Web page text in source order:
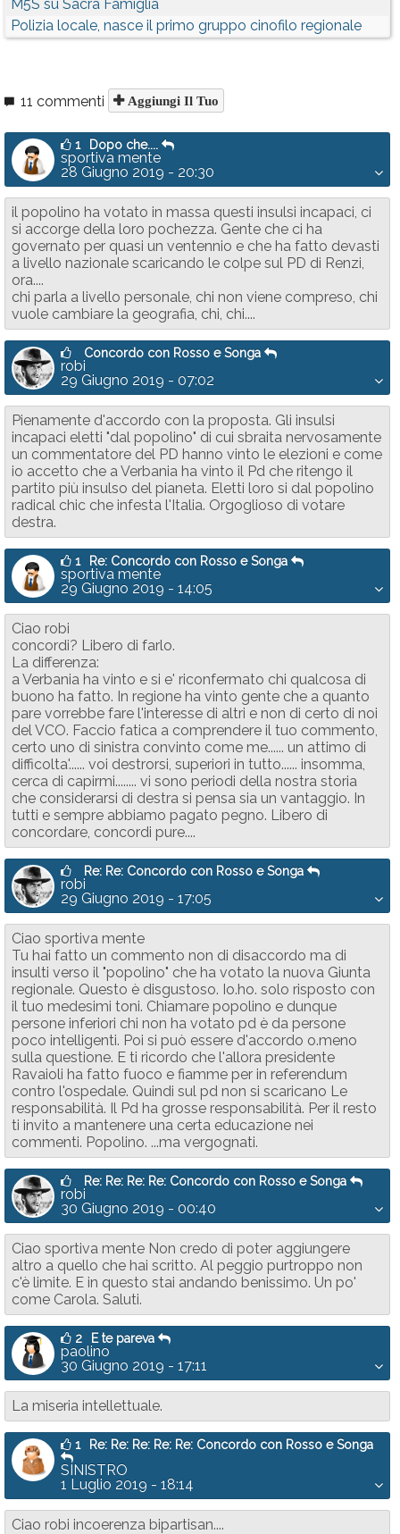
M5S su Sacra Famiglia
Polizia locale, nasce il primo gruppo cinofilo regionale
11 commenti Aggiungi Il Tuo
1 Dopo che....
sportiva mente
28 Giugno 2019 - 20:30
il popolino ha votato in massa questi insulsi incapaci, ci
si accorge della loro pochezza. Gente che ci ha
governato per quasi un ventennio e che ha fatto devasti
a livello nazionale scaricando le colpe sul PD di Renzi,
ora....
chi parla a livello personale, chi non viene compreso, chi
vuole cambiare la geografia, chi, chi....
Concordo con Rosso e Songa
robi
29 Giugno 2019 - 07:02
Pienamente d'accordo con la proposta. Gli insulsi
incapaci eletti "dal popolino" di cui sbraita nervosamente
un commentatore del PD hanno vinto le elezioni e come
io accetto che a Verbania ha vinto il Pd che ritengo il
partito più insulso del pianeta. Eletti loro si dal popolino
radical chic che infesta l'Italia. Orgoglioso di votare
destra.
1 Re: Concordo con Rosso e Songa
sportiva mente
29 Giugno 2019 - 14:05
Ciao robi
concordi? Libero di farlo.
La differenza:
a Verbania ha vinto e si e' riconfermato chi qualcosa di
buono ha fatto. In regione ha vinto gente che a quanto
pare vorrebbe fare l'interesse di altri e non di certo di noi
del VCO. Faccio fatica a comprendere il tuo commento,
certo uno di sinistra convinto come me...... un attimo di
difficolta'...... voi destrorsi, superiori in tutto...... insomma,
cerca di capirmi........ vi sono periodi della nostra storia
che considerarsi di destra si pensa sia un vantaggio. In
tutti e sempre abbiamo pagato pegno. Libero di
concordare, concordi pure....
Re: Re: Concordo con Rosso e Songa
robi
29 Giugno 2019 - 17:05
Ciao sportiva mente
Tu hai fatto un commento non di disaccordo ma di
insulti verso il "popolino" che ha votato la nuova Giunta
regionale. Questo è disgustoso. Io.ho. solo risposto con
il tuo medesimi toni. Chiamare popolino e dunque
persone inferiori chi non ha votato pd è da persone
poco intelligenti. Poi si può essere d'accordo o.meno
sulla questione. E ti ricordo che l'allora presidente
Ravaioli ha fatto fuoco e fiamme per in referendum
contro l'ospedale. Quindi sul pd non si scaricano Le
responsabilità. Il Pd ha grosse responsabilità. Per il resto
ti invito a mantenere una certa educazione nei
commenti. Popolino. ...ma vergognati.
Re: Re: Re: Re: Concordo con Rosso e Songa
robi
30 Giugno 2019 - 00:40
Ciao sportiva mente Non credo di poter aggiungere
altro a quello che hai scritto. Al peggio purtroppo non
c'è limite. E in questo stai andando benissimo. Un po'
come Carola. Saluti.
2 E te pareva
paolino
30 Giugno 2019 - 17:11
La miseria intellettuale.
1 Re: Re: Re: Re: Re: Concordo con Rosso e Songa
SINISTRO
1 Luglio 2019 - 18:14
Ciao robi incoerenza bipartisan....